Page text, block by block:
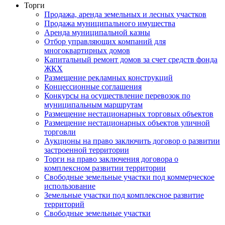
Торги
Продажа, аренда земельных и лесных участков
Продажа муниципального имущества
Аренда муниципальной казны
Отбор управляющих компаний для
многоквартирных домов
Капитальный ремонт домов за счет средств фонда
ЖКХ
Размещение рекламных конструкций
Концессионные соглашения
Конкурсы на осуществление перевозок по
муниципальным маршрутам
Размещение нестационарных торговых объектов
Размещение нестационарных объектов уличной
торговли
Аукционы на право заключить договор о развитии
застроенной территории
Торги на право заключения договора о
комплексном развитии территории
Свободные земельные участки под коммерческое
использование
Земельные участки под комплексное развитие
территорий
Свободные земельные участки